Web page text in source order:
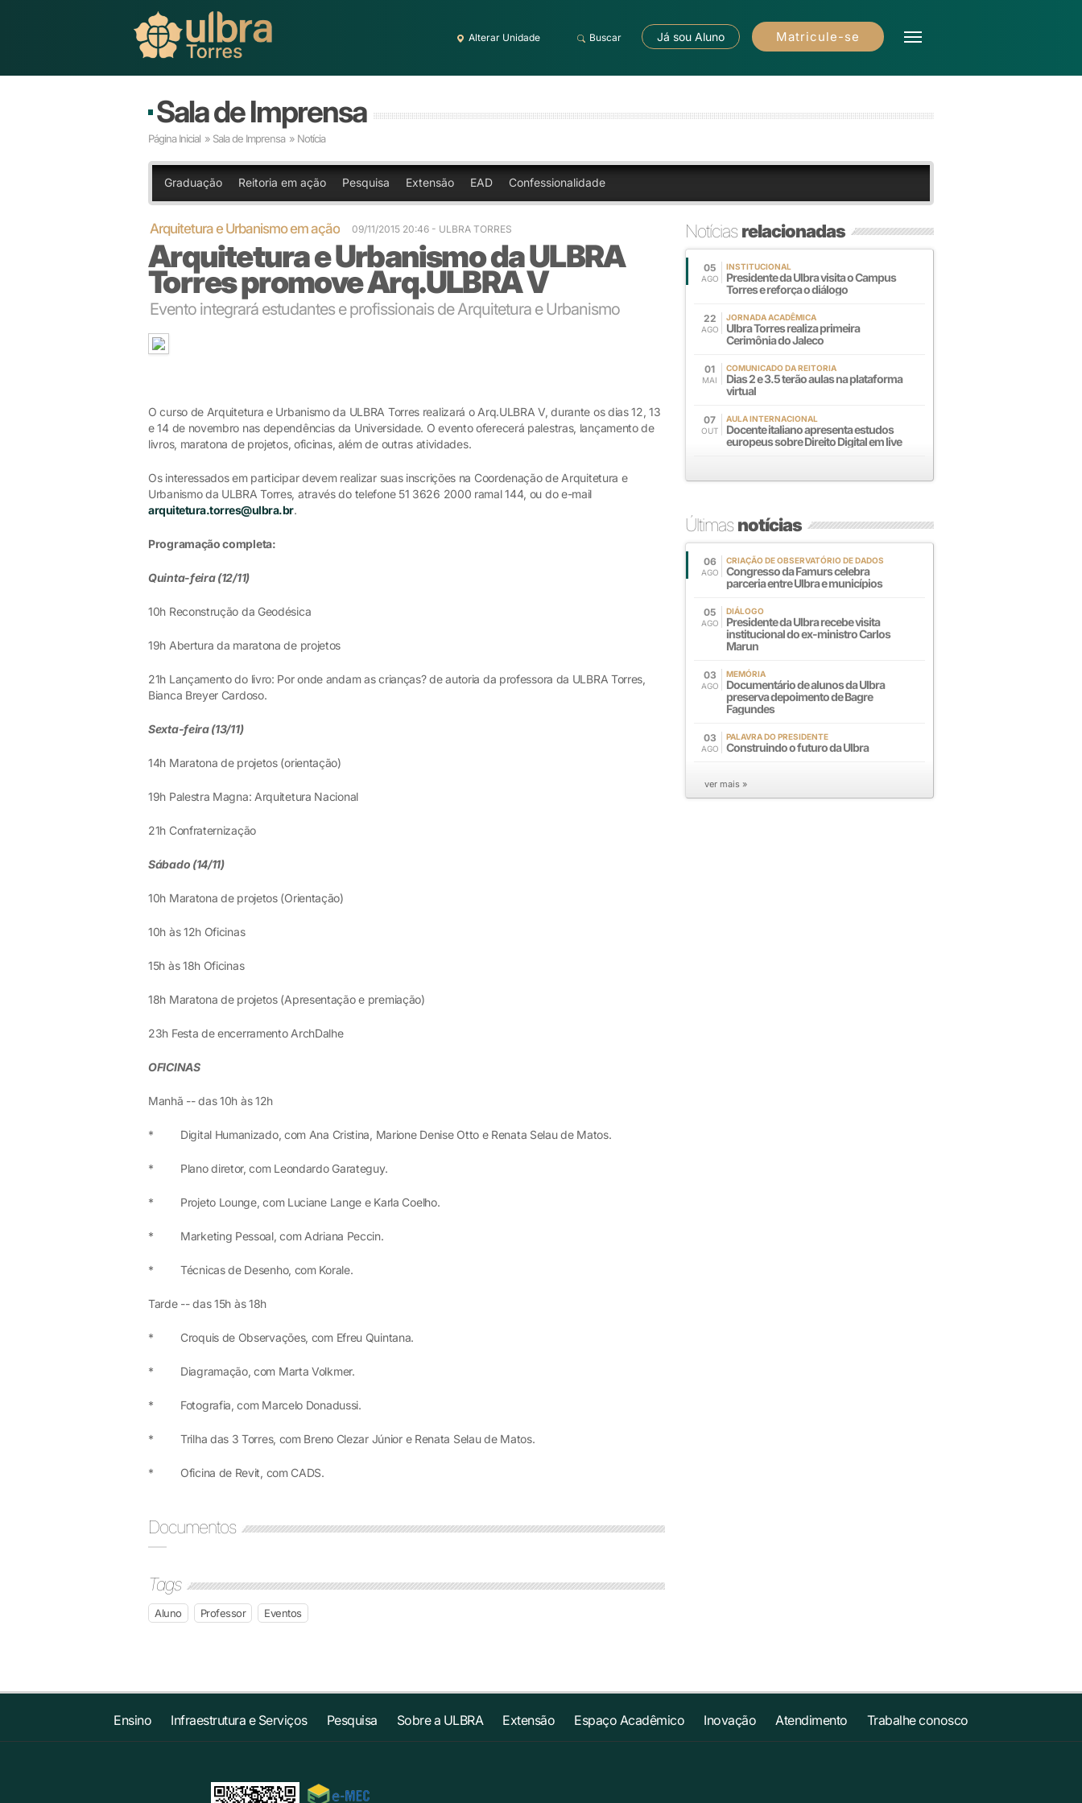
Alterar Unidade Buscar Já sou Aluno Matricule-se
Sala de Imprensa
Página Inicial » Sala de Imprensa » Notícia
Graduação Reitoria em ação Pesquisa Extensão EAD Confessionalidade
Arquitetura e Urbanismo em ação 09/11/2015 20:46 - ULBRA TORRES
Arquitetura e Urbanismo da ULBRA
Torres promove Arq.ULBRA V
Evento integrará estudantes e profissionais de Arquitetura e Urbanismo
O curso de Arquitetura e Urbanismo da ULBRA Torres realizará o Arq.ULBRA V, durante os dias 12, 13
e 14 de novembro nas dependências da Universidade. O evento oferecerá palestras, lançamento de
livros, maratona de projetos, oficinas, além de outras atividades.
Os interessados em participar devem realizar suas inscrições na Coordenação de Arquitetura e
Urbanismo da ULBRA Torres, através do telefone 51 3626 2000 ramal 144, ou do e-mail
arquitetura.torres@ulbra.br.
Programação completa:
Quinta-feira (12/11)
10h Reconstrução da Geodésica
19h Abertura da maratona de projetos
21h Lançamento do livro: Por onde andam as crianças? de autoria da professora da ULBRA Torres,
Bianca Breyer Cardoso.
Sexta-feira (13/11)
14h Maratona de projetos (orientação)
19h Palestra Magna: Arquitetura Nacional
21h Confraternização
Sábado (14/11)
10h Maratona de projetos (Orientação)
10h às 12h Oficinas
15h às 18h Oficinas
18h Maratona de projetos (Apresentação e premiação)
23h Festa de encerramento ArchDalhe
OFICINAS
Manhã -- das 10h às 12h
* Digital Humanizado, com Ana Cristina, Marione Denise Otto e Renata Selau de Matos.
* Plano diretor, com Leondardo Garateguy.
* Projeto Lounge, com Luciane Lange e Karla Coelho.
* Marketing Pessoal, com Adriana Peccin.
* Técnicas de Desenho, com Korale.
Tarde -- das 15h às 18h
* Croquis de Observações, com Efreu Quintana.
* Diagramação, com Marta Volkmer.
* Fotografia, com Marcelo Donadussi.
* Trilha das 3 Torres, com Breno Clezar Júnior e Renata Selau de Matos.
* Oficina de Revit, com CADS.
Documentos
Tags
Aluno Professor Eventos
Notíciasrelacionadas
05
AGO
INSTITUCIONAL
Presidente da Ulbra visita o Campus
Torres e reforça o diálogo
22
AGO
JORNADA ACADÊMICA
Ulbra Torres realiza primeira
Cerimônia do Jaleco
01
MAI
COMUNICADO DA REITORIA
Dias 2 e 3.5 terão aulas na plataforma
virtual
07
OUT
AULA INTERNACIONAL
Docente italiano apresenta estudos
europeus sobre Direito Digital em live
Últimasnotícias
06
AGO
CRIAÇÃO DE OBSERVATÓRIO DE DADOS
Congresso da Famurs celebra
parceria entre Ulbra e municípios
05
AGO
DIÁLOGO
Presidente da Ulbra recebe visita
institucional do ex-ministro Carlos
Marun
03
AGO
MEMÓRIA
Documentário de alunos da Ulbra
preserva depoimento de Bagre
Fagundes
03
AGO
PALAVRA DO PRESIDENTE
Construindo o futuro da Ulbra
ver mais »
Ensino Infraestrutura e Serviços Pesquisa Sobre a ULBRA Extensão Espaço Acadêmico Inovação Atendimento Trabalhe conosco